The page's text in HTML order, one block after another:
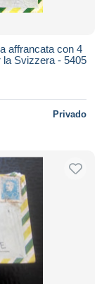
affrancata con 4
la Svizzera - 5405
Privado